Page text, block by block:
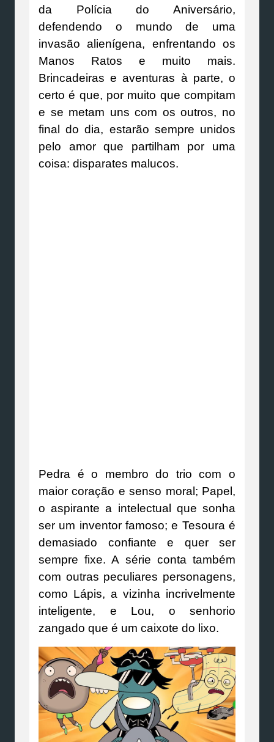
da Polícia do Aniversário,
defendendo o mundo de uma
invasão alienígena, enfrentando os
Manos Ratos e muito mais.
Brincadeiras e aventuras à parte, o
certo é que, por muito que compitam
e se metam uns com os outros, no
final do dia, estarão sempre unidos
pelo amor que partilham por uma
coisa: disparates malucos.
Pedra é o membro do trio com o
maior coração e senso moral; Papel,
o aspirante a intelectual que sonha
ser um inventor famoso; e Tesoura é
demasiado confiante e quer ser
sempre fixe. A série conta também
com outras peculiares personagens,
como Lápis, a vizinha incrivelmente
inteligente, e Lou, o senhorio
zangado que é um caixote do lixo.